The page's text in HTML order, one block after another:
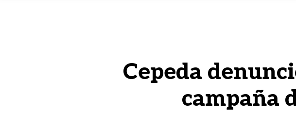
Cepeda
campaña